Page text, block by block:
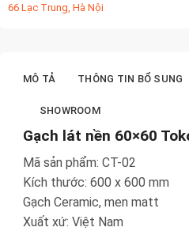
66 Lạc Trung, Hà Nội
MÔ TẢ THÔNG TIN BỔ SUNG
SHOWROOM
Gạch lát nền 60×60
Mã sản phẩm: CT-02
Kích thước: 600 x 600 mm
Gạch Ceramic, men matt
Xuất xứ: Việt Nam